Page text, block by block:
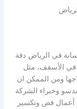
في الرياض دقة
في الأسقف، مثل
ومن الممكن ان
وخبراء الشركة
أعمال قص وتكسير